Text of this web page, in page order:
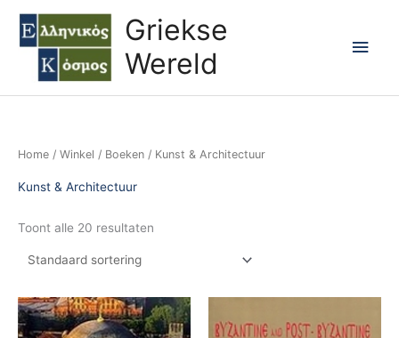
Griekse
Wereld
Home / Winkel / Boeken / Kunst & Architectuur
Kunst & Architectuur
Toont alle 20 resultaten